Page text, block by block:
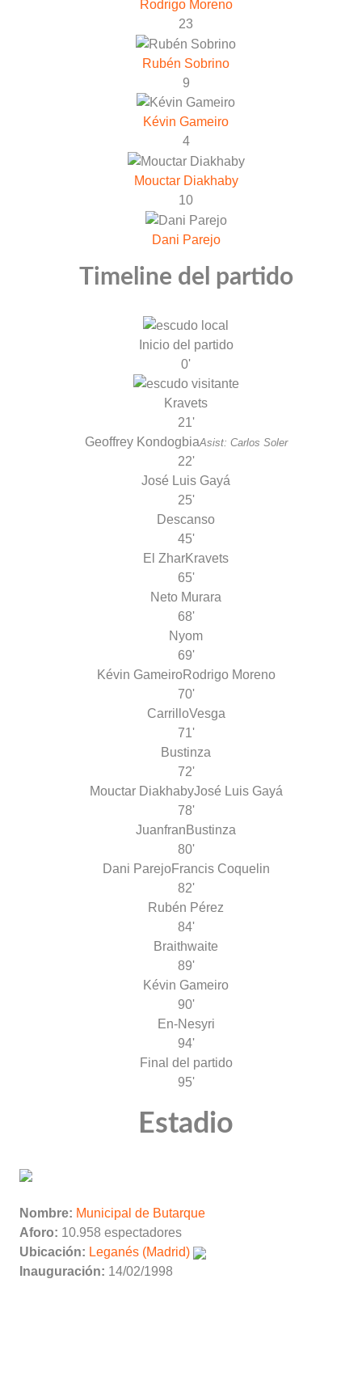
Rodrigo Moreno
23
Rubén Sobrino
9
Kévin Gameiro
4
Mouctar Diakhaby
10
Dani Parejo
Timeline del partido
Inicio del partido
0'
Kravets
21'
Geoffrey KondogbiaAsist: Carlos Soler
22'
José Luis Gayá
25'
Descanso
45'
El ZharKravets
65'
Neto Murara
68'
Nyom
69'
Kévin GameiroRodrigo Moreno
70'
CarrilloVesga
71'
Bustinza
72'
Mouctar DiakhabyJosé Luis Gayá
78'
Juanfran Bustinza
80'
Dani ParejoFrancis Coquelin
82'
Rubén Pérez
84'
Braithwaite
89'
Kévin Gameiro
90'
En-Nesyri
94'
Final del partido
95'
Estadio
Nombre: Municipal de Butarque
Aforo: 10.958 espectadores
Ubicación: Leganés (Madrid)
Inauguración: 14/02/1998